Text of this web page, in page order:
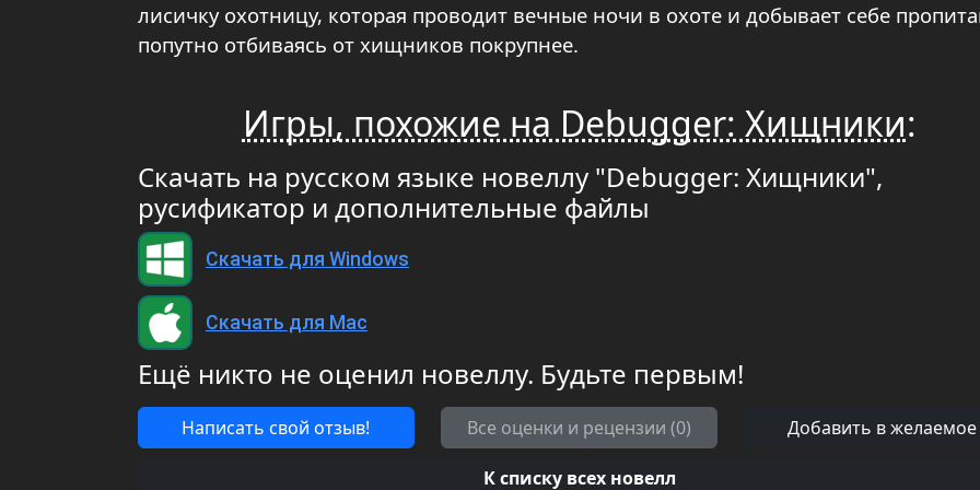
лисичку охотницу, которая проводит вечные ночи в охоте и добывает себе
попутно отбиваясь от хищников покрупнее.
Игры, похожие на Debugger: Хищники:
Скачать на русском языке новеллу "Debugger: Хищники",
русификатор и дополнительные файлы
Скачать для Windows
Скачать для Mac
Ещё никто не оценил новеллу. Будьте первым!
Написать свой отзыв! Все оценки и рецензии (0) Добавить в желаемое
К списку всех новелл